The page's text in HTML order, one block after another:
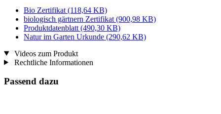
Bio Zertifikat (118,64 KB)
biologisch gärtnern Zertifikat (900,98 KB)
Produktdatenblatt (490,30 KB)
Natur im Garten Urkunde (290,62 KB)
Videos zum Produkt
Rechtliche Informationen
Passend dazu